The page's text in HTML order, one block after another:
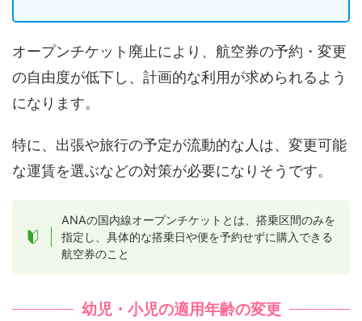
オープンチケット廃止により、航空券の予約・変更
の自由度が低下し、計画的な利用が求められるよう
になります。
特に、出張や旅行の予定が流動的な人は、変更可能
な運賃を選ぶなどの対策が必要になりそうです。
ANAの国内線オープンチケットとは、搭乗区間のみを
指定し、具体的な搭乗日や便を予約せずに購入できる
航空券のこと
幼児・小児の適用年齢の変更